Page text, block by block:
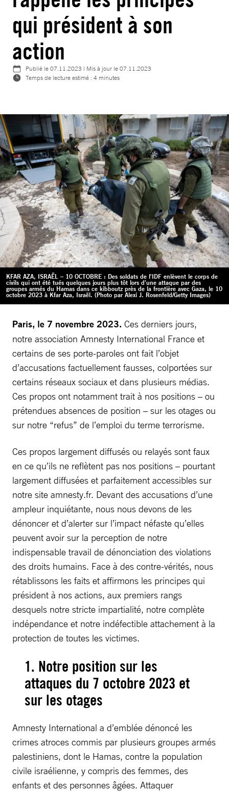
qui président à son
action
Publié le07.11.2023 | Mis à jour le07.11.2023
Temps de lecture estimé : 4 minutes
KFAR AZA, ISRAËL – 10 OCTOBRE : Des soldats de l'IDF enlèvent le corps de
civils qui ont été tués quelques jours plus tôt lors d'une attaque par des
groupes armés du Hamas dans ce kibboutz près de la frontière avec Gaza, le 10
octobre 2023 à Kfar Aza, Israël. (Photo par Alexi J. Rosenfeld/Getty Images)
Paris, le 7 novembre 2023. Ces derniers jours,
notre association Amnesty International France et
certains de ses porte-paroles ont fait l’objet
d’accusations factuellement fausses, colportées sur
certains réseaux sociaux et dans plusieurs médias.
Ces propos ont notamment trait à nos positions – ou
prétendues absences de position – sur les otages ou
sur notre “refus” de l’emploi du terme terrorisme.
Ces propos largement diffusés ou relayés sont faux
en ce qu’ils ne reflètent pas nos positions – pourtant
largement diffusées et parfaitement accessibles sur
notre site amnesty.fr. Devant des accusations d’une
ampleur inquiétante, nous nous devons de les
dénoncer et d’alerter sur l’impact néfaste qu’elles
peuvent avoir sur la perception de notre
indispensable travail de dénonciation des violations
des droits humains. Face à des contre-vérités, nous
rétablissons les faits et affirmons les principes qui
président à nos actions, aux premiers rangs
desquels notre stricte impartialité, notre complète
indépendance et notre indéfectible attachement à la
protection de toutes les victimes.
1. Notre position sur les
attaques du 7 octobre 2023 et
sur les otages
Amnesty International a d’emblée dénoncé les
crimes atroces commis par plusieurs groupes armés
palestiniens, dont le Hamas, contre la population
civile israélienne, y compris des femmes, des
enfants et des personnes âgées. Attaquer